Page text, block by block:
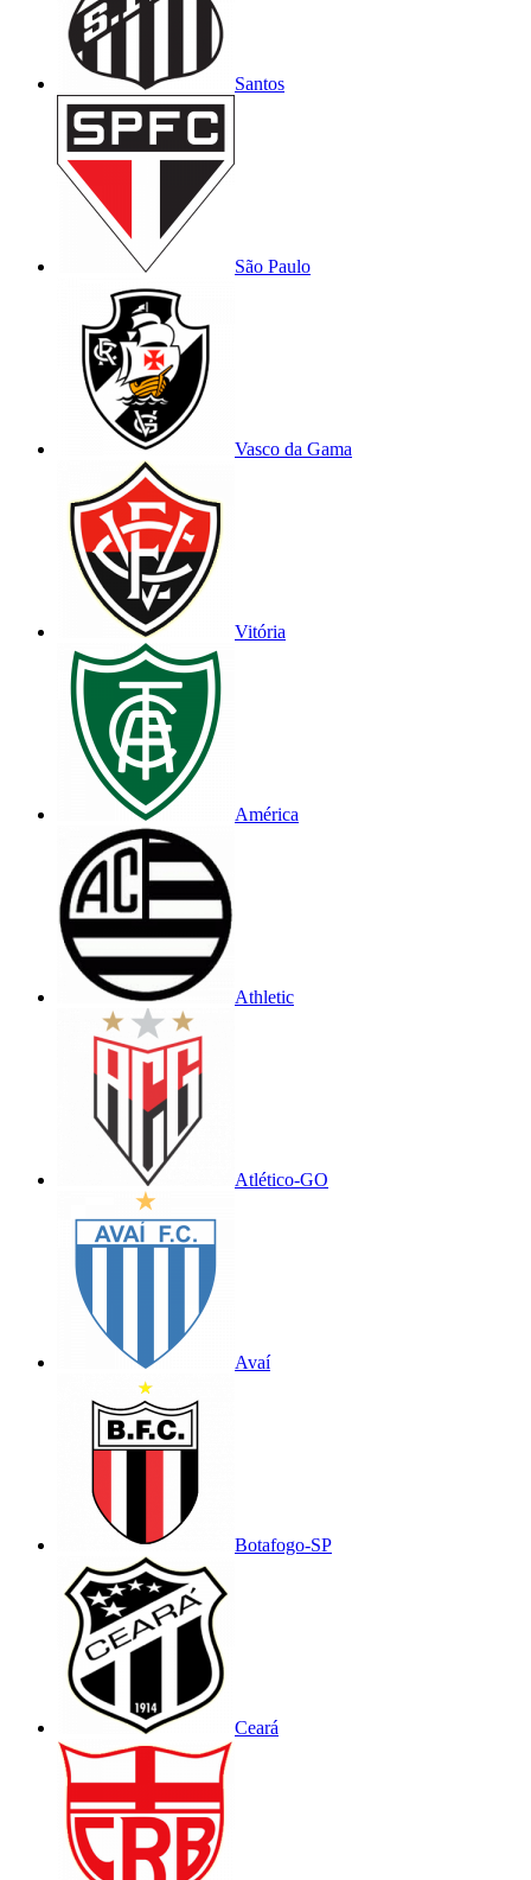
Santos
São Paulo
Vasco da Gama
Vitória
América
Athletic
Atlético-GO
Avaí
Botafogo-SP
Ceará